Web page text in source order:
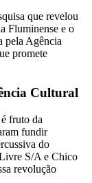
que revelou
Fluminense e o
pela Agência
promete
Cultural
fruto da
fundir
do
S/A e Chico
revolução